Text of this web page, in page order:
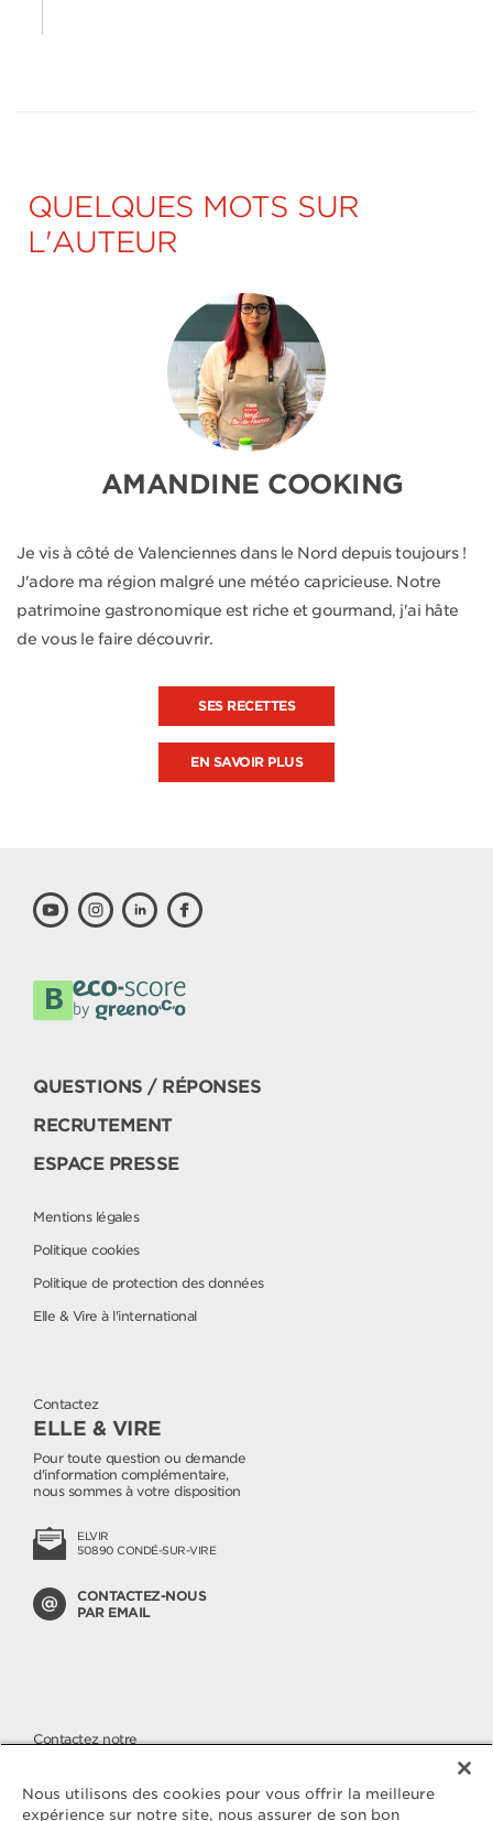
QUELQUES MOTS SUR
L'AUTEUR
AMANDINE COOKING
Je vis à côté de Valenciennes dans le Nord depuis toujours !
J'adore ma région malgré une météo capricieuse. Notre
patrimoine gastronomique est riche et gourmand, j'ai hâte
de vous le faire découvrir.
SES RECETTES
EN SAVOIR PLUS
QUESTIONS / RÉPONSES
RECRUTEMENT
ESPACE PRESSE
Mentions légales
Politique cookies
Politique de protection des données
Elle & Vire à l'international
Contactez
ELLE & VIRE
Pour toute question ou demande
d'information complémentaire,
nous sommes à votre disposition
ELVIR
50890 CONDÉ-SUR-VIRE
CONTACTEZ-NOUS
PAR EMAIL
Contactez notre
Nous apportons une attention
toute particulière à la qualité de
Nous utilisons des cookies pour vous offrir la meilleure
expérience sur notre site, nous assurer de son bon